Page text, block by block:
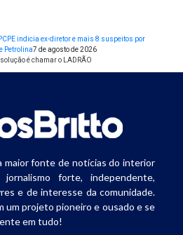
PCPE indicia ex-diretor e mais 8 suspeitos por
Petrolina7 de agosto de 2026
é chamar o LADRÃO
maior fonte de notícias do interior
forte, independente,
e de interesse da comunidade.
um projeto pioneiro e ousado e se
em tudo!